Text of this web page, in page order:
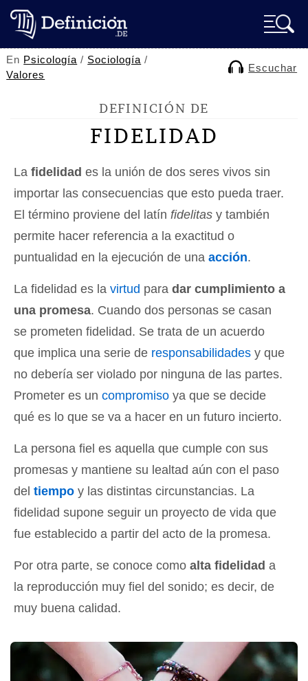
En Psicología / Sociología /
Valores
Escuchar
DEFINICIÓN DE
FIDELIDAD
La fidelidad es la unión de dos seres vivos sin
importar las consecuencias que esto pueda traer.
El término proviene del latín fidelitas y también
permite hacer referencia a la exactitud o
puntualidad en la ejecución de una acción.
La fidelidad es la virtud para dar cumplimiento a
una promesa. Cuando dos personas se casan
se prometen fidelidad. Se trata de un acuerdo
que implica una serie de responsabilidades y que
no debería ser violado por ninguna de las partes.
Prometer es un compromiso ya que se decide
qué es lo que se va a hacer en un futuro incierto.
La persona fiel es aquella que cumple con sus
promesas y mantiene su lealtad aún con el paso
del tiempo y las distintas circunstancias. La
fidelidad supone seguir un proyecto de vida que
fue establecido a partir del acto de la promesa.
Por otra parte, se conoce como alta fidelidad a
la reproducción muy fiel del sonido; es decir, de
muy buena calidad.